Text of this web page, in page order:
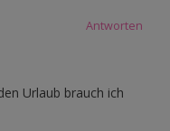
Antworten
Urlaub brauch ich